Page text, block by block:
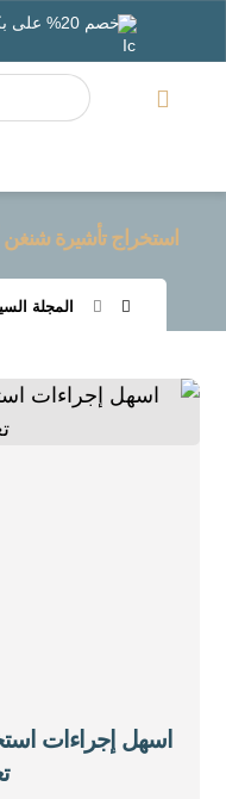
خصم 20% على بكجات شهر العسل
استخراج تأشيرة شنغن
المجلة
اسهل إجراءات